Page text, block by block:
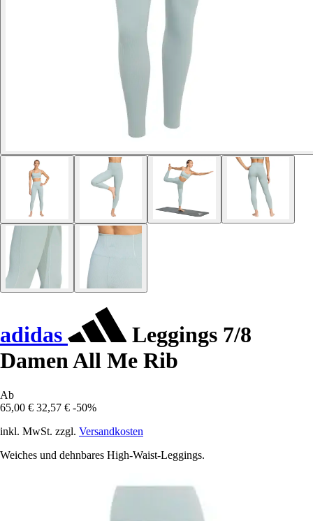
adidas
Leggings 7/8
Damen All Me Rib
Ab
65,00 € 32,57 € -50%
inkl. MwSt. zzgl. Versandkosten
Weiches und dehnbares High-Waist-Leggings.